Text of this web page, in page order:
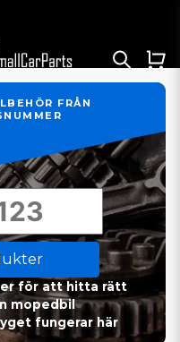
FRÅN
för att hitta rätt
mopedbil
fungerar här